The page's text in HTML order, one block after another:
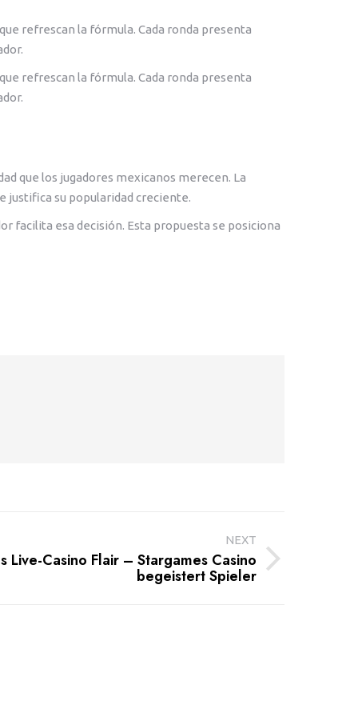
refrescan la fórmula. Cada ronda presenta
refrescan la fórmula. Cada ronda presenta
que los jugadores mexicanos merecen. La
justifica su popularidad creciente.
facilita esa decisión. Esta propuesta se posiciona
NEXT
Live-Casino Flair – Stargames Casino
begeistert Spieler